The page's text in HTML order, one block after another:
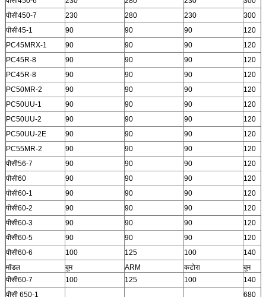
पीसी450-7
230 280 230
300
पीसी45-1
90 90 90
120
PC45MRX-1
90 90 90
120
PC45R-8
90 90 90
120
PC45R-8
90 90 90
120
PC50MR-2
90 90 90
120
PC50UU-1
90 90 90
120
PC50UU-2
90 90 90
120
PC50UU-2E
90 90 90
120
PC55MR-2
90 90 90
120
पीसी56-7
90 90 90
120
पीसी60
90 90 90
120
पीसी60-1
90 90 90
120
पीसी60-2
90 90 90
120
पीसी60-3
90 90 90
120
पीसी60-5
90 90 90
120
पीसी60-6
100 125 100
140
मॉडल
बूम ARM कटोरा
बूम
पीसी60-7
100 125 100
140
पीसी 650-1
680